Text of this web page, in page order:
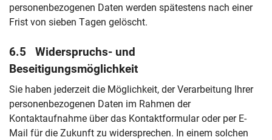
personenbezogenen Daten werden spätestens nach einer
Frist von sieben Tagen gelöscht.
6.5 Widerspruchs- und
Beseitigungsmöglichkeit
Sie haben jederzeit die Möglichkeit, der Verarbeitung Ihrer
personenbezogenen Daten im Rahmen der
Kontaktaufnahme über das Kontaktformular oder per E-
Mail für die Zukunft zu widersprechen. In einem solchen